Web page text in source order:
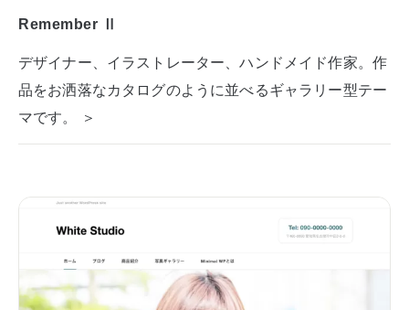
Remember Ⅱ
デザイナー、イラストレーター、ハンドメイド作家。作
品をお洒落なカタログのように並べるギャラリー型テー
マです。 ＞